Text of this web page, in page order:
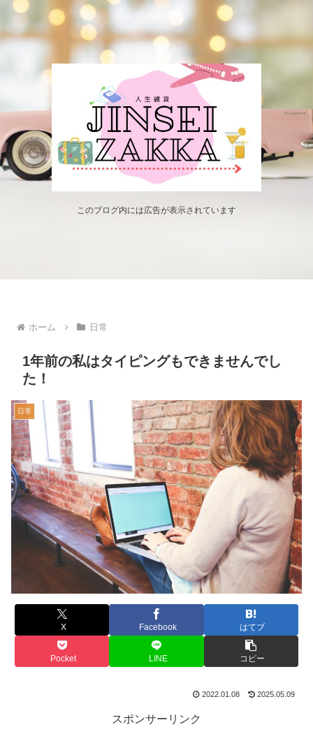
このブログ内には広告が表示されています
ホーム 日常
1年前の私はタイピングもできませんでし
た！
日常
X Facebook はてブ
Pocket LINE コピー
2022.01.08 2025.05.09
スポンサーリンク